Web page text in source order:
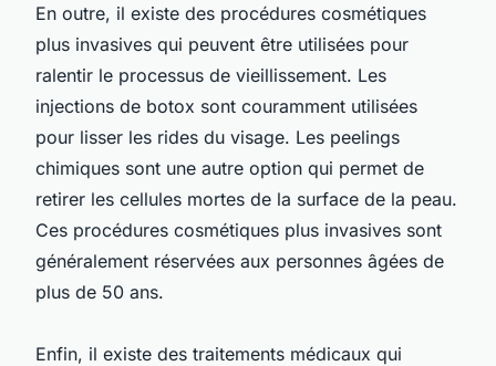
En outre, il existe des procédures cosmétiques
plus invasives qui peuvent être utilisées pour
ralentir le processus de vieillissement. Les
injections de botox sont couramment utilisées
pour lisser les rides du visage. Les peelings
chimiques sont une autre option qui permet de
retirer les cellules mortes de la surface de la peau.
Ces procédures cosmétiques plus invasives sont
généralement réservées aux personnes âgées de
plus de 50 ans.
Enfin, il existe des traitements médicaux qui